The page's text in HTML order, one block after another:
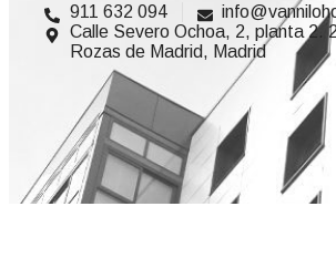
911 632 094
Calle Severo Ochoa, 2, planta 2.
Rozas de Madrid, Madrid